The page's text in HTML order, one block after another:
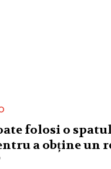
folosi o
a obține un